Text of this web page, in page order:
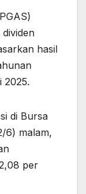
hasil
2025.
di Bursa
6) malam,
per